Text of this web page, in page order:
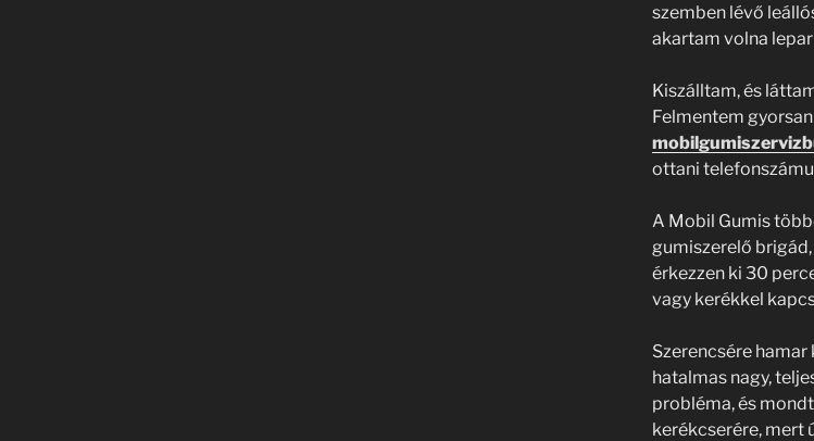
szemben lévő
akartam volna
Kiszálltam, és
Felmentem
ottani
A Mobil Gumis
gumiszerelő
érkezzen ki 30
vagy kerékkel
Szerencsére
hatalmas nagy,
probléma, és
kerékcserére, mert